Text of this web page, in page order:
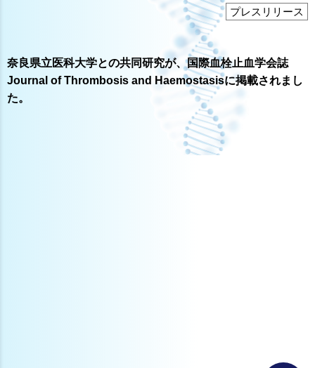
プレスリリース
奈良県立医科大学との共同研究が、国際血栓止血学会誌
Journal of Thrombosis and Haemostasisに掲載されまし
た。